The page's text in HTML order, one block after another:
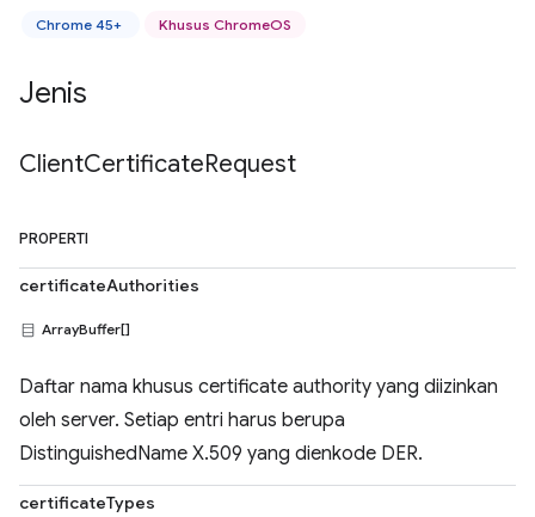
Chrome 45+ Khusus ChromeOS
Jenis
ClientCertificateRequest
PROPERTI
certificateAuthorities
ArrayBuffer[]
Daftar nama khusus certificate authority yang diizinkan
oleh server. Setiap entri harus berupa
DistinguishedName X.509 yang dienkode DER.
certificateTypes